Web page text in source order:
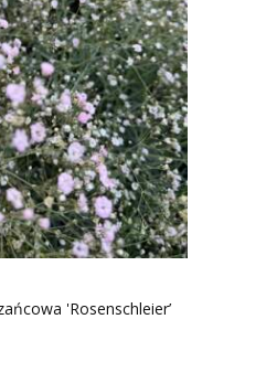
'Rosenschleier’